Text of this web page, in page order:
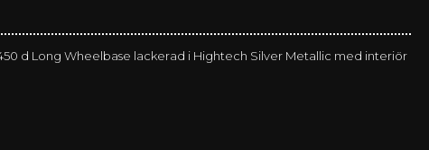
d Long Wheelbase lackerad i Hightech Silver Metallic med interiör